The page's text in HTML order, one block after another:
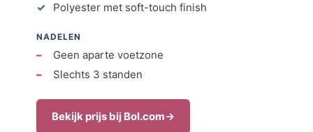
Polyester met soft-touch finish
NADELEN
Geen aparte voetzone
Slechts 3 standen
Bekijk prijs bij Bol.com